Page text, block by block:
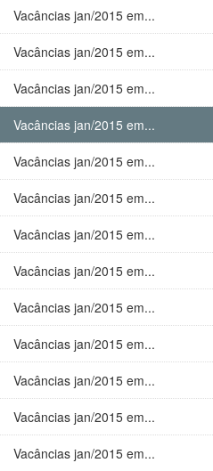
Vacâncias jan/2015 em...
Vacâncias jan/2015 em...
Vacâncias jan/2015 em...
Vacâncias jan/2015 em...
Vacâncias jan/2015 em...
Vacâncias jan/2015 em...
Vacâncias jan/2015 em...
Vacâncias jan/2015 em...
Vacâncias jan/2015 em...
Vacâncias jan/2015 em...
Vacâncias jan/2015 em...
Vacâncias jan/2015 em...
Vacâncias jan/2015 em...